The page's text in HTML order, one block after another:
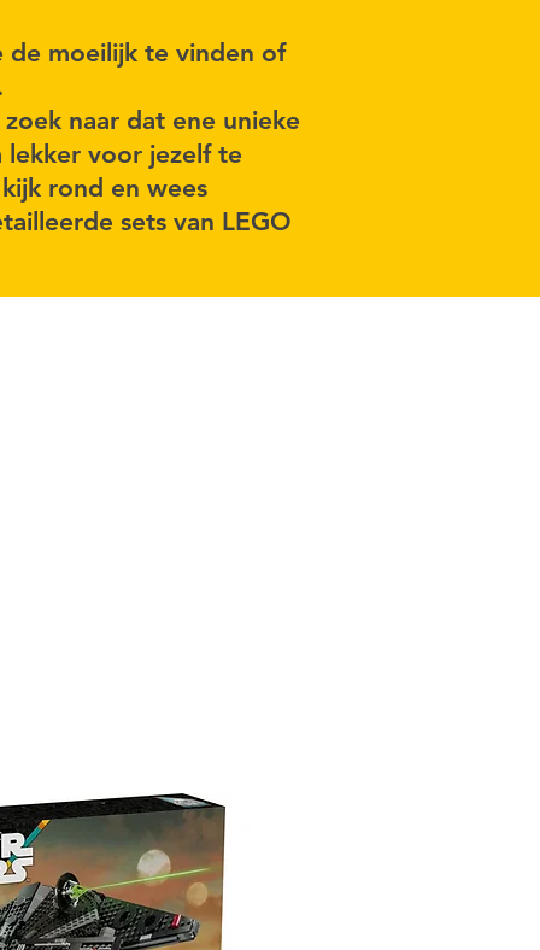
de moeilijk te vinden of
naar dat ene unieke
voor jezelf te
rond en wees
sets van LEGO